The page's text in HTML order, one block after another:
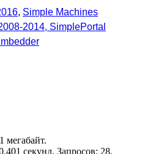
, Simple Machines
2014, SimplePortal
мегабайт.
секунд. Запросов: 28.